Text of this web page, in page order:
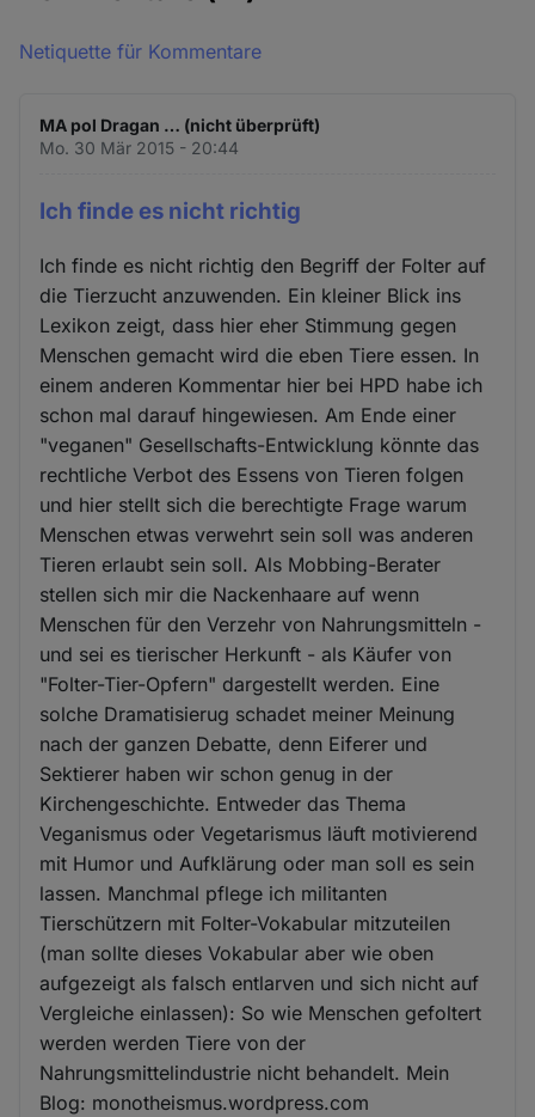
Netiquette für Kommentare
MA pol Dragan … (nicht überprüft)
Mo. 30 Mär 2015 - 20:44
Ich finde es nicht richtig
Ich finde es nicht richtig den Begriff der Folter auf
die Tierzucht anzuwenden. Ein kleiner Blick ins
Lexikon zeigt, dass hier eher Stimmung gegen
Menschen gemacht wird die eben Tiere essen. In
einem anderen Kommentar hier bei HPD habe ich
schon mal darauf hingewiesen. Am Ende einer
"veganen" Gesellschafts-Entwicklung könnte das
rechtliche Verbot des Essens von Tieren folgen
und hier stellt sich die berechtigte Frage warum
Menschen etwas verwehrt sein soll was anderen
Tieren erlaubt sein soll. Als Mobbing-Berater
stellen sich mir die Nackenhaare auf wenn
Menschen für den Verzehr von Nahrungsmitteln -
und sei es tierischer Herkunft - als Käufer von
"Folter-Tier-Opfern" dargestellt werden. Eine
solche Dramatisierug schadet meiner Meinung
nach der ganzen Debatte, denn Eiferer und
Sektierer haben wir schon genug in der
Kirchengeschichte. Entweder das Thema
Veganismus oder Vegetarismus läuft motivierend
mit Humor und Aufklärung oder man soll es sein
lassen. Manchmal pflege ich militanten
Tierschützern mit Folter-Vokabular mitzuteilen
(man sollte dieses Vokabular aber wie oben
aufgezeigt als falsch entlarven und sich nicht auf
Vergleiche einlassen): So wie Menschen gefoltert
werden werden Tiere von der
Nahrungsmittelindustrie nicht behandelt. Mein
Blog: monotheismus.wordpress.com